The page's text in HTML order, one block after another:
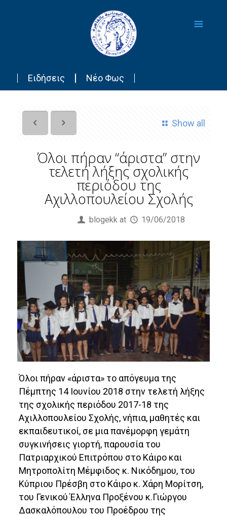
Ειδήσεις Νέο Φως
Show all
Όλοι πήραν “άριστα” στην
τελετή λήξης σχολικής
περιόδου της
Αχιλλοπουλείου Σχολής
blogekk at 19/06/2018
Όλοι πήραν «άριστα» το απόγευμα της
Πέμπτης 14 Ιουνίου 2018 στην τελετή λήξης
της σχολικής περιόδου 2017-18 της
Αχιλλοπουλείου Σχολής, νήπια, μαθητές και
εκπαιδευτικοί, σε μια πανέμορφη γεμάτη
συγκινήσεις γιορτή, παρουσία του
Πατριαρχικού Επιτρόπου στο Κάιρο και
Μητροπολίτη Μέμφιδoς κ. Νικόδημου, του
Κύπριου Πρέσβη στο Κάιρο κ. Χάρη Μορίτση,
του Γενικού Έλληνα Προξένου κ.Γιώργου
Δασκαλόπουλου του Προέδρου της